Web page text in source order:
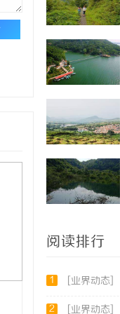
阅读排行
1 [业界动态]
2 [业界动态]